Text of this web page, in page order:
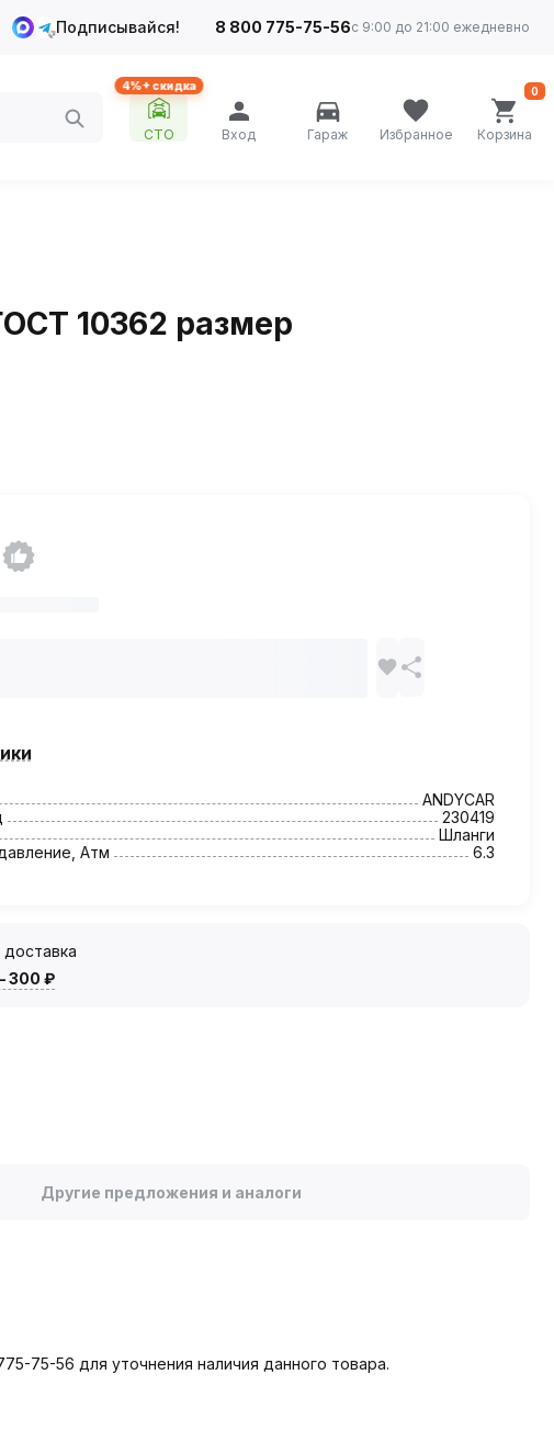
Подписывайся! 8 800 775-75-56с 9:00 до 21:00 ежедневно
4%+ скидка
СТО Вход Гараж Избранное Корзина
0
10362 размер
ANDYCAR
230419
Шланги
Атм
6.3
300 ₽
Другие предложения и аналоги
75-56 для уточнения наличия данного товара.